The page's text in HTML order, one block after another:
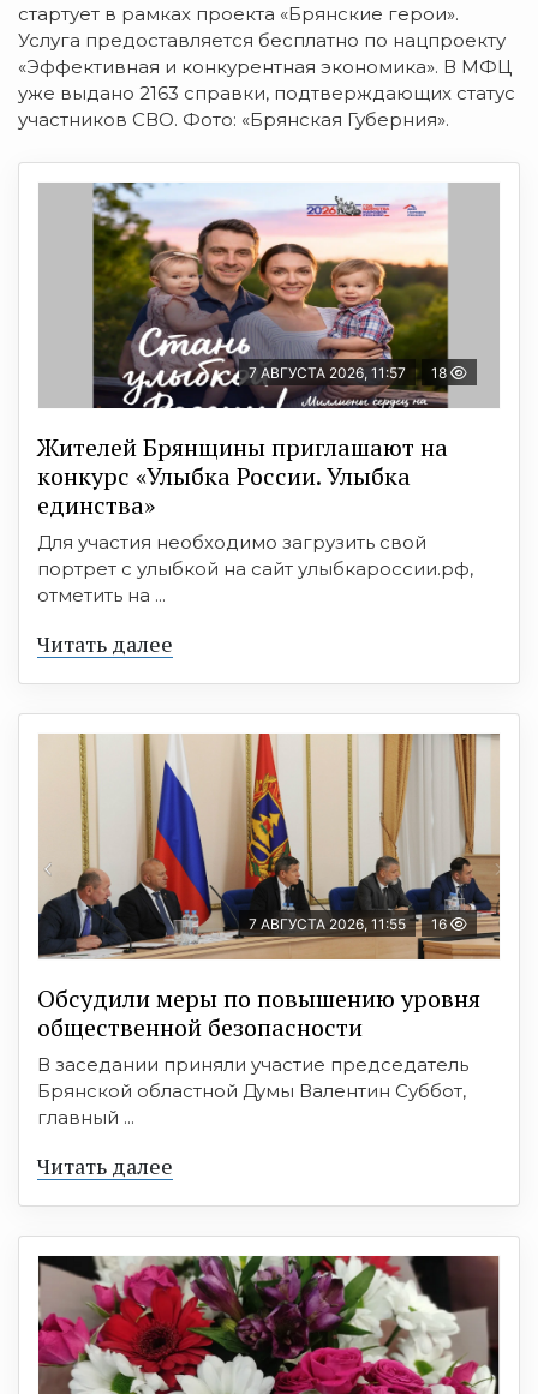
стартует в рамках проекта «Брянские герои».
Услуга предоставляется бесплатно по нацпроекту
«Эффективная и конкурентная экономика». В МФЦ
уже выдано 2163 справки, подтверждающих статус
участников СВО. Фото: «Брянская Губерния».
7 АВГУСТА 2026, 11:57 18
Жителей Брянщины приглашают на
конкурс «Улыбка России. Улыбка
единства»
Для участия необходимо загрузить свой
портрет с улыбкой на сайт улыбкароссии.рф,
отметить на ...
Читать далее
7 АВГУСТА 2026, 11:55 16
Обсудили меры по повышению уровня
общественной безопасности
В заседании приняли участие председатель
Брянской областной Думы Валентин Суббот,
главный ...
Читать далее